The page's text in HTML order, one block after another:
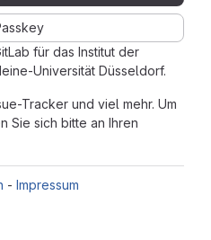
für das Institut der
Universität Düsseldorf.
Tracker und viel mehr. Um
Sie sich bitte an Ihren
- Impressum